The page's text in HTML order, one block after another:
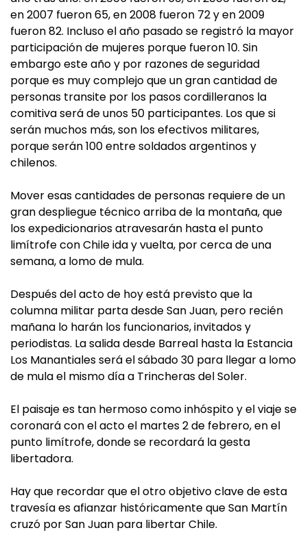
en 2007 fueron 65, en 2008 fueron 72 y en 2009
fueron 82. Incluso el año pasado se registró la mayor
participación de mujeres porque fueron 10. Sin
embargo este año y por razones de seguridad
porque es muy complejo que un gran cantidad de
personas transite por los pasos cordilleranos la
comitiva será de unos 50 participantes. Los que si
serán muchos más, son los efectivos militares,
porque serán 100 entre soldados argentinos y
chilenos.
Mover esas cantidades de personas requiere de un
gran despliegue técnico arriba de la montaña, que
los expedicionarios atravesarán hasta el punto
limítrofe con Chile ida y vuelta, por cerca de una
semana, a lomo de mula.
Después del acto de hoy está previsto que la
columna militar parta desde San Juan, pero recién
mañana lo harán los funcionarios, invitados y
periodistas. La salida desde Barreal hasta la Estancia
Los Manantiales será el sábado 30 para llegar a lomo
de mula el mismo día a Trincheras del Soler.
El paisaje es tan hermoso como inhóspito y el viaje se
coronará con el acto el martes 2 de febrero, en el
punto limítrofe, donde se recordará la gesta
libertadora.
Hay que recordar que el otro objetivo clave de esta
travesía es afianzar históricamente que San Martín
cruzó por San Juan para libertar Chile.